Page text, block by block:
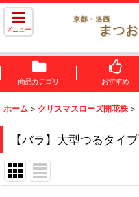
メニュー
商品カテゴリ おすすめ
ホーム > クリスマスローズ開花株 >
【バラ】大型つるタイプ